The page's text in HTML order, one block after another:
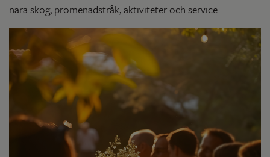
nära skog, promenadstråk, aktiviteter och service.